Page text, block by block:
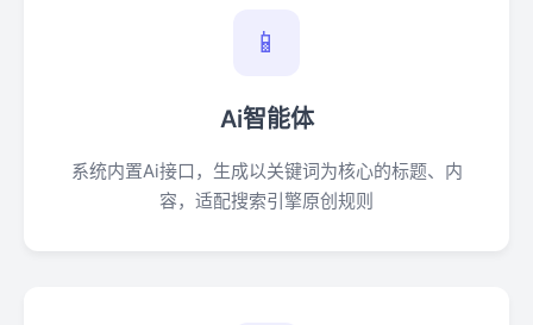
📱
Ai智能体
系统内置Ai接口，生成以关键词为核心的标题、内
容，适配搜索引擎原创规则